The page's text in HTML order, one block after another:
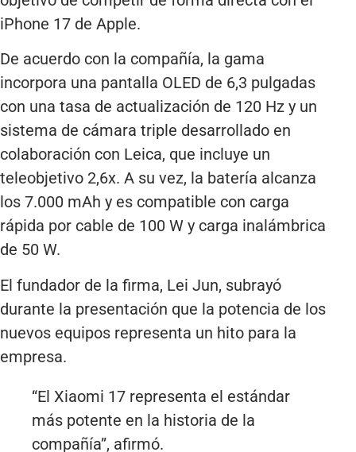
iPhone 17 de Apple.
De acuerdo con la compañía, la gama
incorpora una pantalla OLED de 6,3 pulgadas
con una tasa de actualización de 120 Hz y un
sistema de cámara triple desarrollado en
colaboración con Leica, que incluye un
teleobjetivo 2,6x. A su vez, la batería alcanza
los 7.000 mAh y es compatible con carga
rápida por cable de 100 W y carga inalámbrica
de 50 W.
El fundador de la firma, Lei Jun, subrayó
durante la presentación que la potencia de los
nuevos equipos representa un hito para la
empresa.
“El Xiaomi 17 representa el estándar
más potente en la historia de la
compañía”, afirmó.